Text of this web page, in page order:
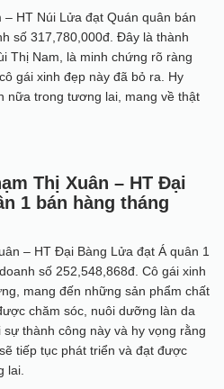
HT Núi Lửa đạt Quán quân bán
số 317,780,000đ. Đây là thành
Thị Nam, là minh chứng rõ ràng
gái xinh đẹp này đã bỏ ra. Hy
nữa trong tương lai, mang về thật
Thị Xuân – HT Đại
1 bán hàng tháng
– HT Đại Bàng Lửa đạt Á quân 1
số 252,548,868đ. Cô gái xinh
mang đến những sản phẩm chất
chăm sóc, nuôi dưỡng làn da
thành công này và hy vọng rằng
tiếp tục phát triển và đạt được
lai.